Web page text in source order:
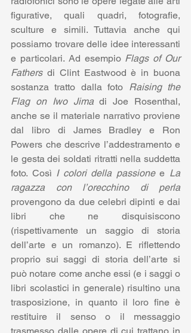
figurative, quali quadri, fotografie,
sculture e simili. Tuttavia anche qui
possiamo trovare delle idee interessanti
e particolari. Ad esempio Flags of Our
Fathers di Clint Eastwood è in buona
sostanza tratto dalla foto Raising the
Flag on Iwo Jima di Joe Rosenthal,
anche se il materiale narrativo proviene
dal libro di James Bradley e Ron
Powers che descrive l’addestramento e
le gesta dei soldati ritratti nella suddetta
foto. Così I colori della passione e La
ragazza con l’orecchino di perla
provengono da due celebri dipinti e dai
libri che ne disquisiscono
(rispettivamente un saggio di storia
dell’arte e un romanzo). E riflettendo
proprio sui saggi di storia dell’arte si
può notare come anche essi (e i saggi o
libri scolastici in generale) risultino una
trasposizione, in quanto il loro fine è
restituire il senso o il messaggio